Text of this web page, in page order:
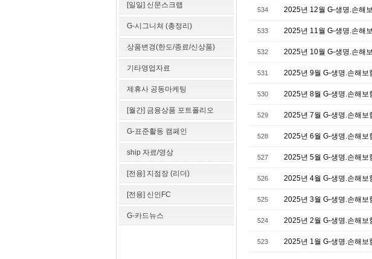
[일일] 신문스크랩
G-시그니쳐 (총정리)
상품변경(한도/종료/신상품)
기타영업자료
제휴사 공동마케팅
[월간] 금융상품 포트폴리오
G-표준활동 캠페인
ship 자료/영상
[전용] 지점장 (리더)
[전용] 신인FC
G-카드뉴스
534 2025년 12월 G-생명.손해
533 2025년 11월 G-생명.손해
532 2025년 10월 G-생명.손해
531 2025년 9월 G-생명.손해보
530 2025년 8월 G-생명.손해보
529 2025년 7월 G-생명.손해보
528 2025년 6월 G-생명.손해
527 2025년 5월 G-생명.손해보
526 2025년 4월 G-생명.손해보
525 2025년 3월 G-생명.손해보
524 2025년 2월 G-생명.손해보
523 2025년 1월 G-생명.손해보